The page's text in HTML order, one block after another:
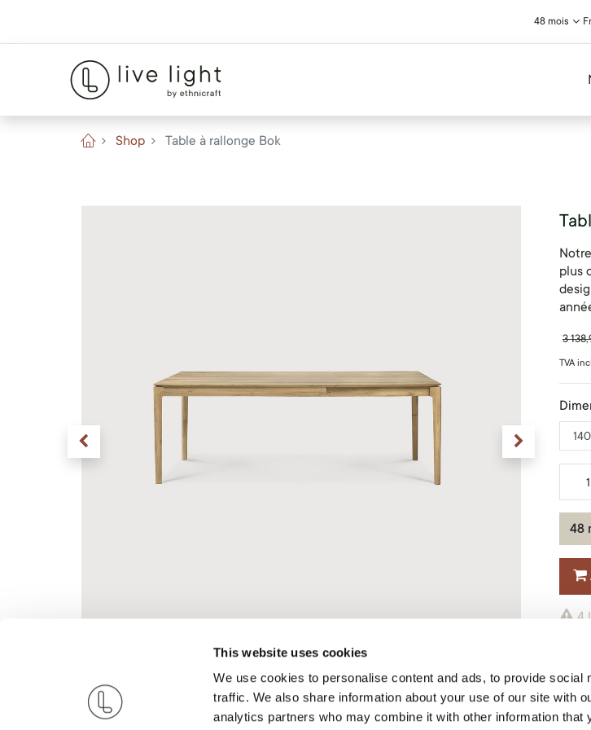
This website uses cookies
We use cookies to personalise content and ads, to provide social
traffic. We also share information about your use of our site with
analytics partners who may combine it with other information that
48 mois
Shop Table à rallonge Bok
plus
3
TVA
48
4